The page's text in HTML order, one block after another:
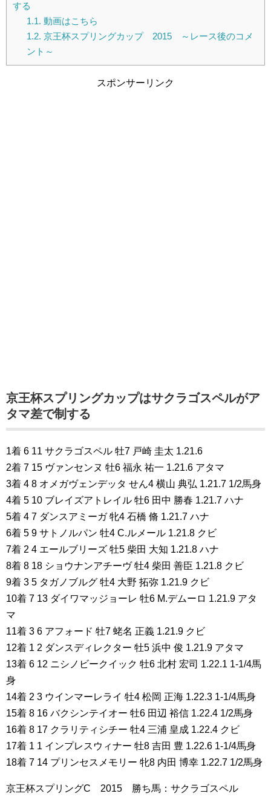
する
1.1. 動画はこちら
1.2. 京王杯スプリングカップ 2015 ～レース後のコメ
ント～
スポンサーリンク
京王杯スプリングカップはサクラゴスペルがア
タマ差で制する
1着 6 11 サクラゴスペル 牡7 戸崎 圭太 1.21.6
2着 7 15 ヴァンセンヌ 牡6 福永 祐一 1.21.6 アタマ
3着 4 8 オメガヴェンデッタ せん4 横山 典弘 1.21.7 1/2馬身
4着 5 10 ブレイズアトレイル 牡6 田中 勝春 1.21.7 ハナ
5着 4 7 ダンスアミーガ 牝4 石橋 脩 1.21.7 ハナ
6着 5 9 サトノルパン 牡4 C.ルメール 1.21.8 クビ
7着 2 4 エールブリーズ 牡5 柴田 大知 1.21.8 ハナ
8着 8 18 ショウナンアチーヴ 牡4 柴田 善臣 1.21.8 クビ
9着 3 5 タガノブルグ 牡4 大野 拓弥 1.21.9 クビ
10着 7 13 ダイワマッジョーレ 牡6 M.デムーロ 1.21.9 アタ
マ
11着 3 6 アフォード 牡7 蛯名 正義 1.21.9 クビ
12着 1 2 ダンスディレクター 牡5 浜中 俊 1.21.9 アタマ
13着 6 12 ニシノビークイック 牡6 北村 宏司 1.22.1 1-1/4馬
身
14着 2 3 ウインマーレライ 牡4 松岡 正海 1.22.3 1-1/4馬身
15着 8 16 バクシンテイオー 牡6 田辺 裕信 1.22.4 1/2馬身
16着 8 17 クラリティシチー 牡4 三浦 皇成 1.22.4 クビ
17着 1 1 インプレスウィナー 牡8 吉田 豊 1.22.6 1-1/4馬身
18着 7 14 プリンセスメモリー 牝8 内田 博幸 1.22.7 1/2馬身
京王杯スプリングC 2015 勝ち馬：サクラゴスペル